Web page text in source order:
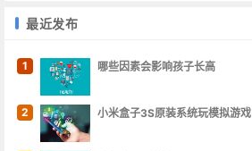
最近发布
1
哪些因素会影响孩子长高
2
小米盒子3S原装系统玩模拟游戏